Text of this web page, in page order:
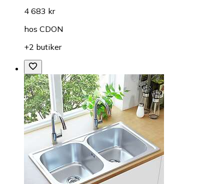
4 683 kr
hos CDON
+2 butiker